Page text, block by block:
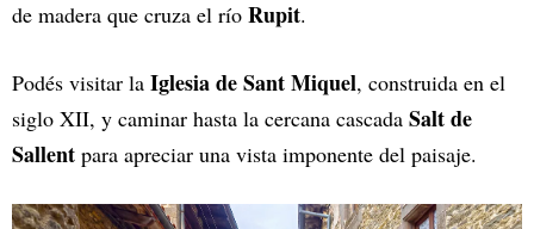
de madera que cruza el río Rupit.
Podés visitar la Iglesia de Sant Miquel, construida en el
siglo XII, y caminar hasta la cercana cascada Salt de
Sallent para apreciar una vista imponente del paisaje.